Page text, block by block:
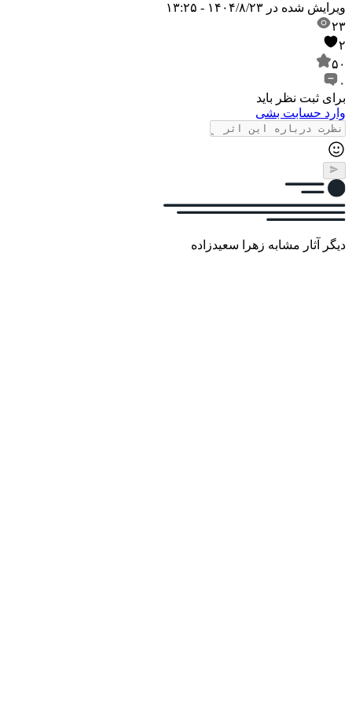
ویرایش شده در ۱۴۰۴/۸/۲۳ - ۱۳:۲۵
۲۳
۲
۵۰
۰
برای ثبت نظر باید
وارد حسابت بشی
دیگر آثار مشابه زهرا سعیدزاده